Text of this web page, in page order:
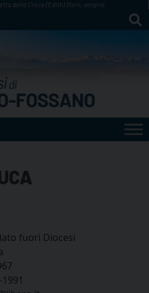
della Croce (Edith) Stein, vergine
fuori Diocesi